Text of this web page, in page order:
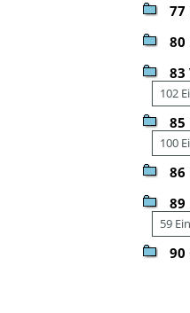
77
80
83
102
100
86
89
59
90